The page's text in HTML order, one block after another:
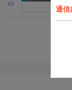
通信
(2)